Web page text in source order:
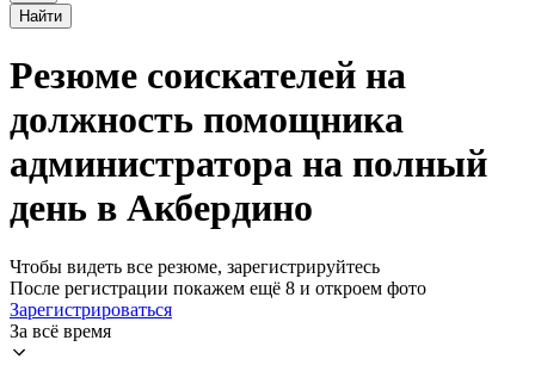
Найти
Резюме соискателей на
должность помощника
администратора на полный
день в Акбердино
Чтобы видеть все резюме, зарегистрируйтесь
После регистрации покажем ещё 8 и откроем фото
Зарегистрироваться
За всё время